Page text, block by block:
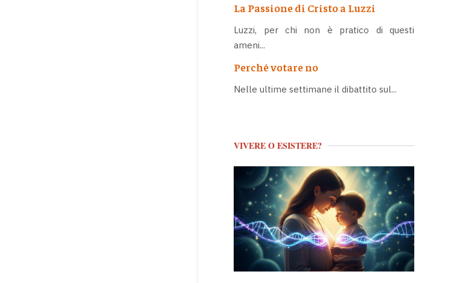
La Passione di Cristo a Luzzi
Luzzi, per chi non è pratico di questi
ameni...
Perché votare no
Nelle ultime settimane il dibattito sul...
VIVERE O ESISTERE?